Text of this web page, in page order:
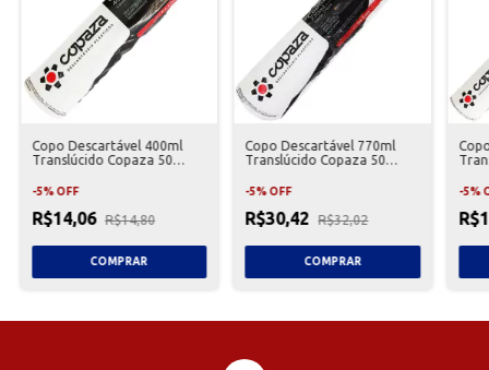
Copo Descartável 400ml
Translúcido Copaza 50
-5%OFF
R$14,06 R$14,80
Copo Descartável 770ml
Translúcido Copaza 50
-5%OFF
R$30,42 R$32,02
-5%